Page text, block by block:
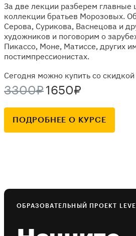
За две лекции разберем главные
коллекции братьев Морозовых.
Серова, Сурикова, Васнецова и
художников и поговорим о
Пикассо, Моне, Матиссе, других
постимпрессионистах.
Сегодня можно купить со
3300₽ 1650₽
ПОДРОБНЕЕ О КУРСЕ
ОБРАЗОВАТЕЛЬНЫЙ ПРОЕКТ